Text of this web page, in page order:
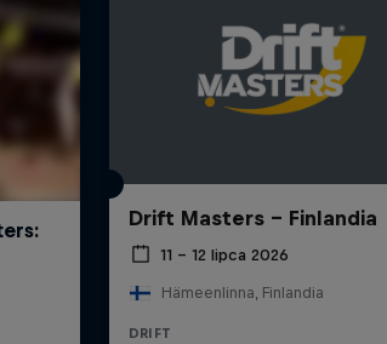
Drift Masters - Finlandia
11 – 12 lipca 2026
Hämeenlinna, Finlandia
DRIFT